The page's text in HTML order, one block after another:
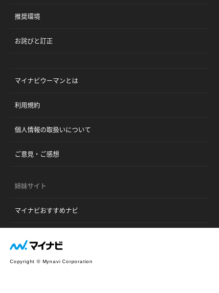
推奨環境
お詫びと訂正
マイナビウーマンとは
利用規約
個人情報の取扱いについて
ご意見・ご感想
姉妹サイト
マイナビおすすめナビ
Copyright © Mynavi Corporation